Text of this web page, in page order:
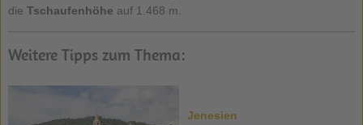
die Tschaufenhöhe auf 1.468 m.
Weitere Tipps zum Thema:
Jenesien